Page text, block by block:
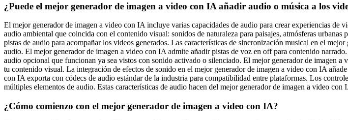
¿Puede el mejor generador de imagen a video con IA añadir audio o música a los
El mejor generador de imagen a video con IA incluye varias capacidades de audio para crear experiencias
audio ambiental que coincida con el contenido visual: sonidos de naturaleza para paisajes, atmósferas
pistas de audio para acompañar los videos generados. Las características de sincronización musical en el
audio. El mejor generador de imagen a video con IA admite añadir pistas de voz en off para contenido
audio opcional que funcionan ya sea vistos con sonido activado o silenciado. El mejor generador de imagen
tu contenido visual. La integración de efectos de sonido en el mejor generador de imagen a video con IA
con IA exporta con códecs de audio estándar de la industria para compatibilidad entre plataformas. Los
múltiples elementos de audio. Estas características de audio hacen del mejor generador de imagen a video
¿Cómo comienzo con el mejor generador de imagen a video con IA?